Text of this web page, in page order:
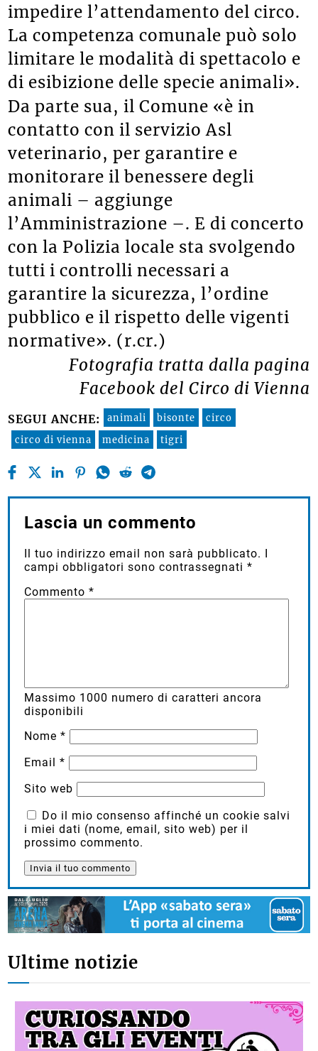
impedire l’attendamento del circo.
La competenza comunale può solo
limitare le modalità di spettacolo e
di esibizione delle specie animali».
Da parte sua, il Comune «è in
contatto con il servizio Asl
veterinario, per garantire e
monitorare il benessere degli
animali – aggiunge
l’Amministrazione –. E di concerto
con la Polizia locale sta svolgendo
tutti i controlli necessari a
garantire la sicurezza, l’ordine
pubblico e il rispetto delle vigenti
normative». (r.cr.)
Fotografia tratta dalla pagina
Facebook del Circo di Vienna
SEGUI ANCHE: animali bisonte
circo
circo di vienna
medicina tigri
Lascia un commento
Il tuo indirizzo email non sarà pubblicato. I
campi obbligatori sono contrassegnati*
Commento*
Massimo 1000 numero di caratteri ancora
disponibili
Nome*
Email*
Sito web
Do il mio consenso affinché un cookie salvi
i miei dati (nome, email, sito web) per il
prossimo commento.
Ultime notizie